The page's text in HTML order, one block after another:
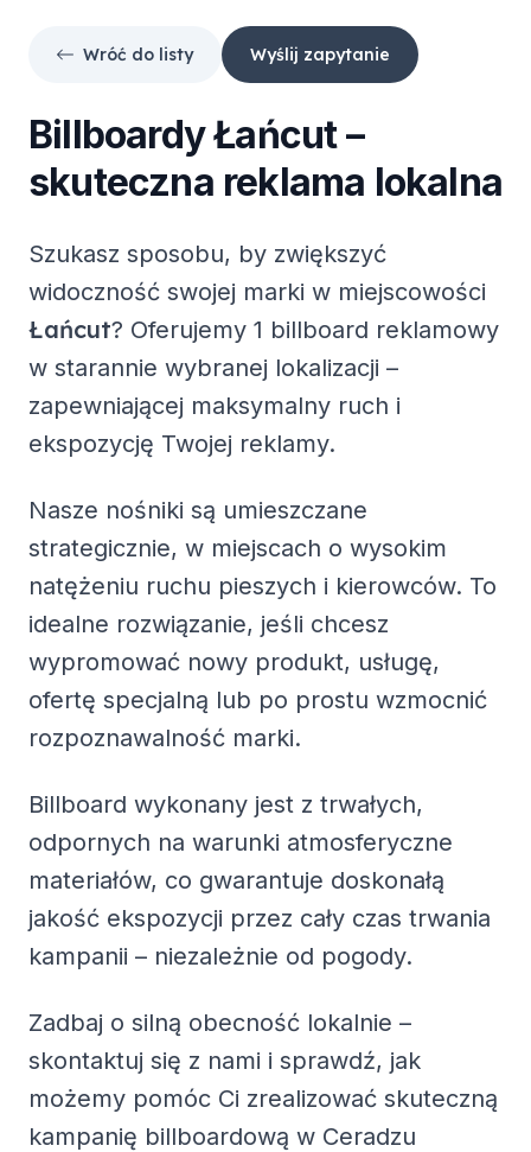
Wróć do listy Wyślij zapytanie
BillboardyŁańcut–
skuteczna reklama lokalna
Szukasz sposobu, by zwiększyć
widoczność swojej marki w miejscowości
Łańcut? Oferujemy 1 billboard reklamowy
w starannie wybranej lokalizacji –
zapewniającej maksymalny ruch i
ekspozycję Twojej reklamy.
Nasze nośniki są umieszczane
strategicznie, w miejscach o wysokim
natężeniu ruchu pieszych i kierowców. To
idealne rozwiązanie, jeśli chcesz
wypromować nowy produkt, usługę,
ofertę specjalną lub po prostu wzmocnić
rozpoznawalność marki.
Billboard wykonany jest z trwałych,
odpornych na warunki atmosferyczne
materiałów, co gwarantuje doskonałą
jakość ekspozycji przez cały czas trwania
kampanii – niezależnie od pogody.
Zadbaj o silną obecność lokalnie –
skontaktuj się z nami i sprawdź, jak
możemy pomóc Ci zrealizować skuteczną
kampanię billboardową w Ceradzu